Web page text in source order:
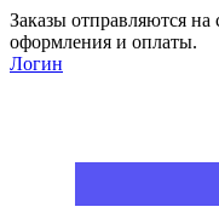
Заказы отправляются
оформления и оплаты.
Логин